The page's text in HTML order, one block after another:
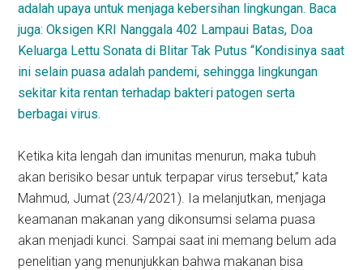
adalah upaya untuk menjaga kebersihan lingkungan. Baca
juga: Oksigen KRI Nanggala 402 Lampaui Batas, Doa
Keluarga Lettu Sonata di Blitar Tak Putus “Kondisinya saat
ini selain puasa adalah pandemi, sehingga lingkungan
sekitar kita rentan terhadap bakteri patogen serta
berbagai virus.
Ketika kita lengah dan imunitas menurun, maka tubuh
akan berisiko besar untuk terpapar virus tersebut,” kata
Mahmud, Jumat (23/4/2021). Ia melanjutkan, menjaga
keamanan makanan yang dikonsumsi selama puasa
akan menjadi kunci. Sampai saat ini memang belum ada
penelitian yang menunjukkan bahwa makanan bisa